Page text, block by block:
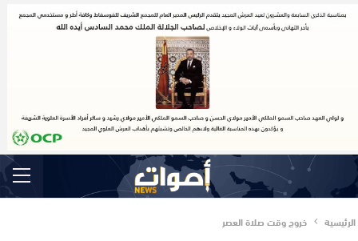
الرئيسية خروج وقت صلاة العصر